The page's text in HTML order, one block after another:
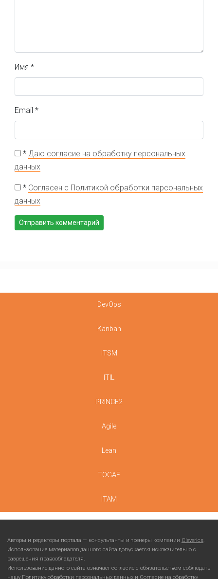
Имя *
Email *
* Даю согласие на обработку персональных
данных
* Согласен с Политикой обработки персональных
данных
DevOps
Kanban
ITSM
ITIL
PRINCE2
Agile
Lean
TOGAF
ITAM
Авторы и редакторы портала — консультанты и тренеры компании Cleverics.
Использование материалов данного сайта допускается исключительно с
разрешения правообладателя.
Использование данного сайта означает согласие с обязательством соблюдать
нашу Политику обработки персональных данных и Согласие на обработку